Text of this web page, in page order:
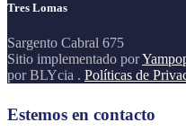
Tres Lomas
Sargento Cabral 675
Sitio implementado por
por BLYcia . Políticas de
Estemos en contacto